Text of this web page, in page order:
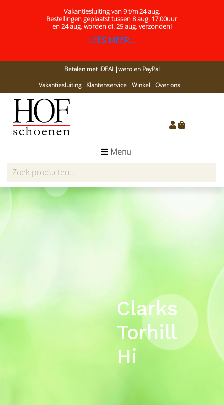
Vakantiesluiting van 9 t/m 24 aug.
Bestellingen geplaatst tussen 8 aug. 17:00uur
en 24 aug.worden di. 25 aug. verzonden!
LEES MEER...
Betalen met iDEAL|wero en PayPal
Vakantiesluiting
Klantenservice Winkel Over ons
Menu
Clarks
Torhill
Hi